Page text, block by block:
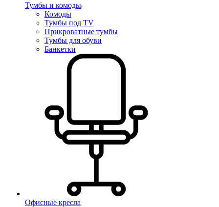
Тумбы и комоды
Комоды
Тумбы под TV
Прикроватные тумбы
Тумбы для обуви
Банкетки
Офисные кресла